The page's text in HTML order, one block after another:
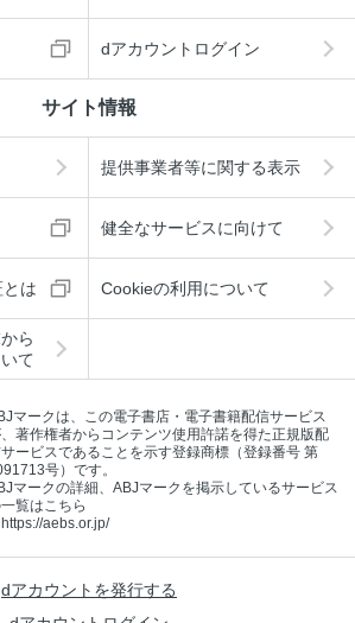
dアカウントログイン
サイト情報
提供事業者等に関する表示
健全なサービスに向けて
は Cookieの利用について
ら
て
マークは、この電子書店・電子書籍配信サービス
著作権者からコンテンツ使用許諾を得た正規版配
ービスであることを示す登録商標（登録番号 第
号）です。
マークの詳細、ABJマークを掲示しているサービス
覧はこちら
https://aebs.or.jp/
dアカウントを発行する